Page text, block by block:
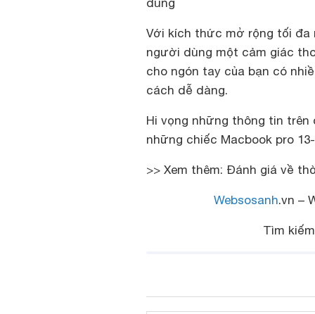
dùng
Với kích thức mở rộng tối đa
người dùng một cảm giác
cho ngón tay của bạn có
cách dễ dàng.
Hi vọng những thông tin
những chiếc Macbook pro
>> Xem thêm: Đánh giá về
Websosanh.vn –
Tìm